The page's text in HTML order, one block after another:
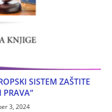
SISTEM ZAŠTITE
PRAVA“
3, 2024